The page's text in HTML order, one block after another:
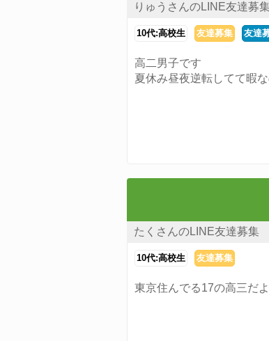
りゅうさんのLINE友達募
10代:高校生 友達募集 友達
高二男子です
夏休み昼夜逆転してて暇
たくさんのLINE友達募集
10代:高校生 友達募集
東京住んでる17の高三だ